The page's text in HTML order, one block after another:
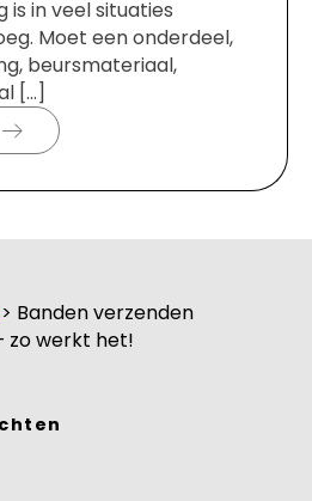
in veel situaties
Moet een onderdeel,
beursmateriaal,
[…]
> Banden verzenden
zo werkt het!